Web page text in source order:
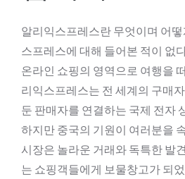
알리익스프레스란 무엇이며 어
스프레스에 대해 들어본 적이 없
온라인 쇼핑의 영역으로 여행을
리익스프레스는 전 세계의 구매
둔 판매자를 연결하는 국제 전자
하지만 중국의 기원이 여러분을
시장은 놀라운 거래와 독특한 발
는 쇼핑객들에게 보물창고가 되